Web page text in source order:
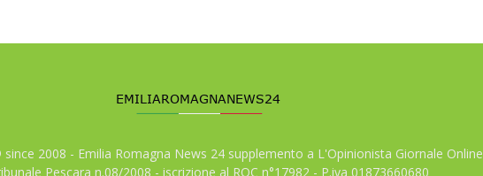
2008 - Emilia Romagna News 24 supplemento a L'Opinionista Giornale Online
Pescara n.08/2008 - iscrizione al ROC n°17982 - P.iva 01873660680